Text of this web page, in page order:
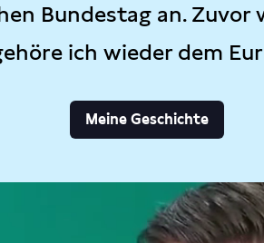
Bundestag an. Zuvor
ich wieder dem
Meine Geschichte